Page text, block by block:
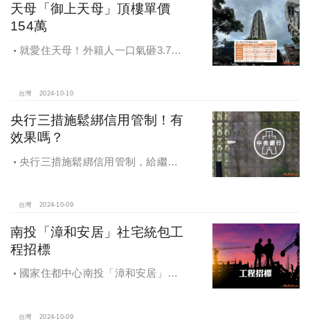
天母「御上天母」頂樓單價
154萬
就愛住天母！外籍人一口氣砸3.78
台灣 2024-10-10
央行三措施鬆綁信用管制！有
效果嗎？
央行三措施鬆綁信用管制，給繼
台灣 2024-10-09
南投「漳和安居」社宅統包工
程招標
國家住都中心南投「漳和安居」社
台灣 2024-10-09